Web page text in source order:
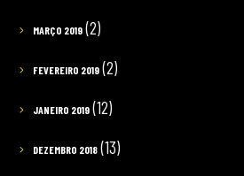
MARÇO 2019(2)
FEVEREIRO 2019(2)
JANEIRO 2019(12)
DEZEMBRO 2018(13)